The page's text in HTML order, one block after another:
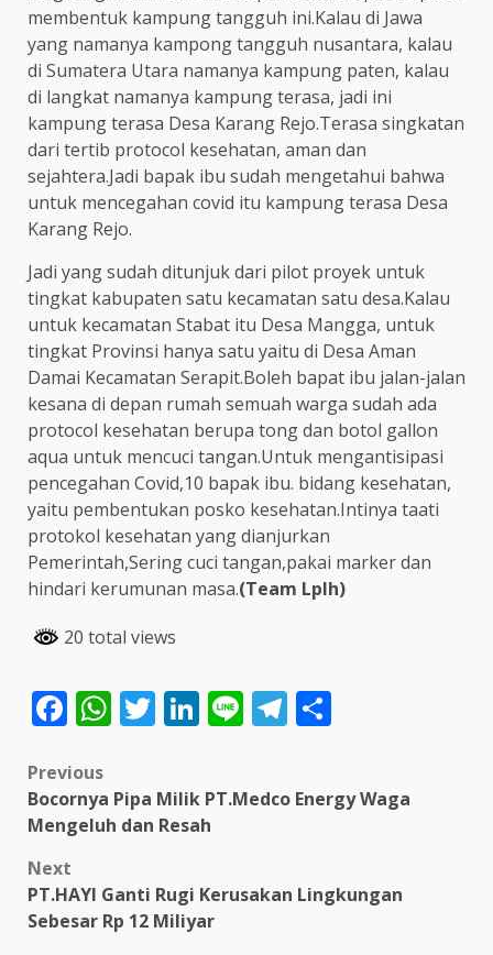
membentuk kampung tangguh ini.Kalau di Jawa
yang namanya kampong tangguh nusantara, kalau
di Sumatera Utara namanya kampung paten, kalau
di langkat namanya kampung terasa, jadi ini
kampung terasa Desa Karang Rejo.Terasa singkatan
dari tertib protocol kesehatan, aman dan
sejahtera.Jadi bapak ibu sudah mengetahui bahwa
untuk mencegahan covid itu kampung terasa Desa
Karang Rejo.
Jadi yang sudah ditunjuk dari pilot proyek untuk
tingkat kabupaten satu kecamatan satu desa.Kalau
untuk kecamatan Stabat itu Desa Mangga, untuk
tingkat Provinsi hanya satu yaitu di Desa Aman
Damai Kecamatan Serapit.Boleh bapat ibu jalan-jalan
kesana di depan rumah semuah warga sudah ada
protocol kesehatan berupa tong dan botol gallon
aqua untuk mencuci tangan.Untuk mengantisipasi
pencegahan Covid,10 bapak ibu. bidang kesehatan,
yaitu pembentukan posko kesehatan.Intinya taati
protokol kesehatan yang dianjurkan
Pemerintah,Sering cuci tangan,pakai marker dan
hindari kerumunan masa.(Team Lplh)
20 total views
Facebook
WhatsApp
Twitter
LinkedIn
LineTelegram
Post
navigation
Previous
Bocornya Pipa Milik PT.Medco Energy Waga
Mengeluh dan Resah
Next
PT.HAYI Ganti Rugi Kerusakan Lingkungan
Sebesar Rp 12 Miliyar